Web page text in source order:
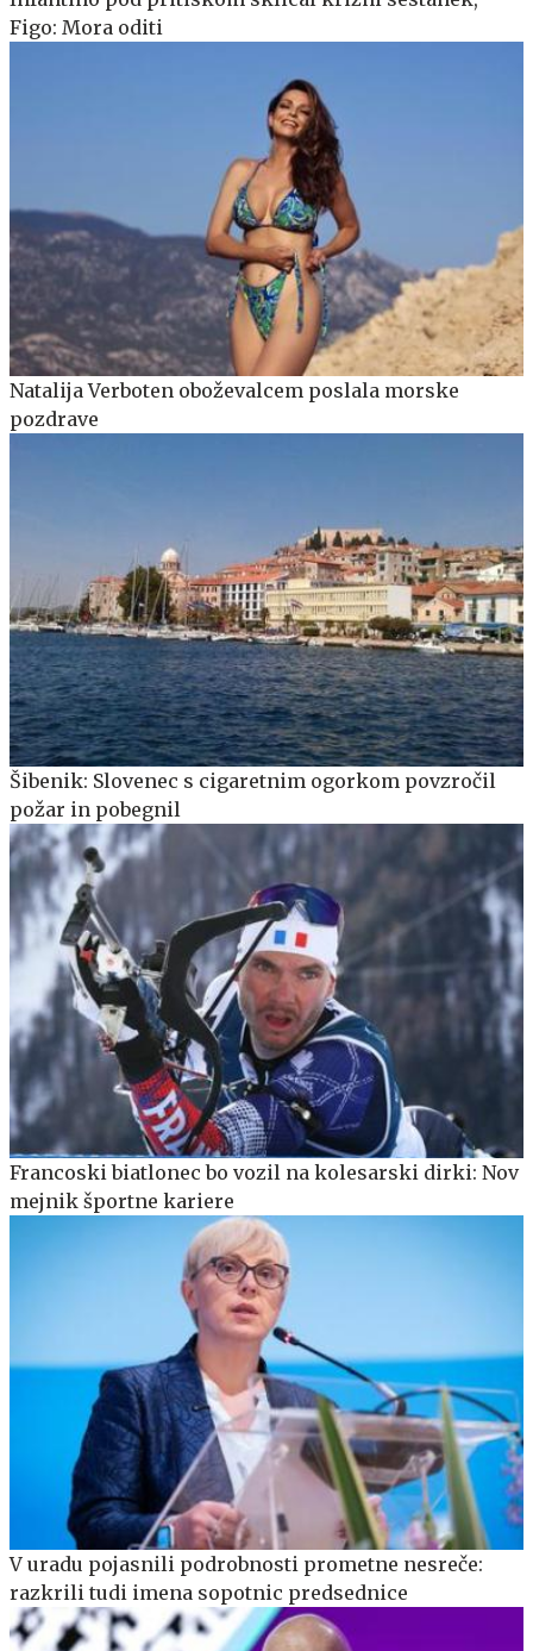
Figo: Mora oditi
Natalija Verboten oboževalcem poslala morske
pozdrave
Šibenik: Slovenec s cigaretnim ogorkom povzročil
požar in pobegnil
Francoski biatlonec bo vozil na kolesarski dirki: Nov
mejnik športne kariere
V uradu pojasnili podrobnosti prometne nesreče:
razkrili tudi imena sopotnic predsednice